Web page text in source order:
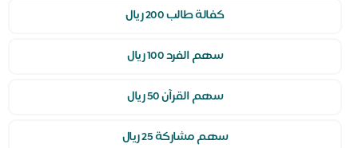
كفالة طالب 200 ريال
سهم الفرد 100 ريال
سهم القرآن 50 ريال
سهم مشاركة 25 ريال